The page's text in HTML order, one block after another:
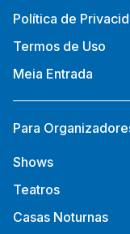
Política de
Termos de Uso
Meia Entrada
Para
Shows
Teatros
Casas Noturnas